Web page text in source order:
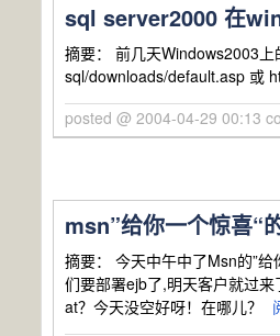
sql server2000 在
摘要： 前几天Windows2003
sql/downloads/default.asp 或
posted @ 2004-04-29 00:13
msn”给你一个惊喜“
摘要： 今天中午中了Msn的”
们要部署ejb了,明天客户就过
at？今天没空好呀！在哪儿？